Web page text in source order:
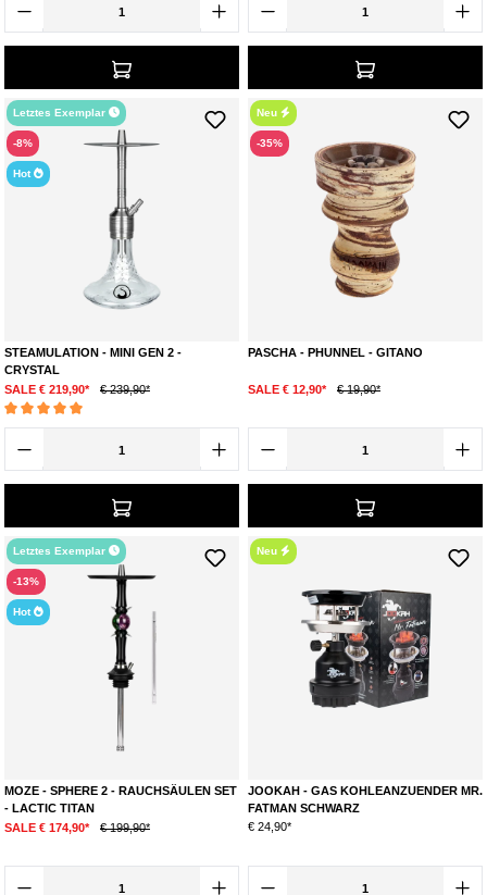
Letztes Exemplar
-8%
Hot
STEAMULATION - MINI GEN 2 -
CRYSTAL
SALE € 219,90*
€ 239,90*
Durchschnittliche Bewertung von 5 von 5 Sternen
Neu
-35%
PASCHA - PHUNNEL - GITANO
SALE € 12,90* € 19,90*
Letztes Exemplar
-13%
Hot
MOZE - SPHERE 2 - RAUCHSÄULEN SET
- LACTIC TITAN
SALE € 174,90*
€ 199,90*
Neu
JOOKAH - GAS KOHLEANZUENDER MR.
FATMAN SCHWARZ
€ 24,90*